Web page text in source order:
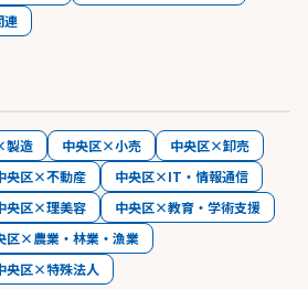
連
製造 中央区×小売
中央区×卸売
央区×不動産
中央区×IT・情報通信
央区×理美容
中央区×教育・学術支援
区×農業・林業・漁業
央区×特殊法人